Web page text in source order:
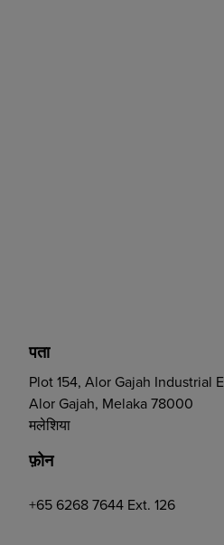
पता
Plot 154, Alor Gajah Industrial
Alor Gajah, Melaka 78000
मलेशिया
फ़ोन
+65 6268 7644 Ext. 126